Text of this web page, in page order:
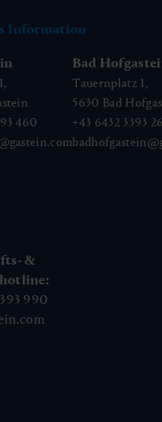
Information
460
Bad
Tauernplatz 1,
5630 Bad
+43 6432 3393
&
990